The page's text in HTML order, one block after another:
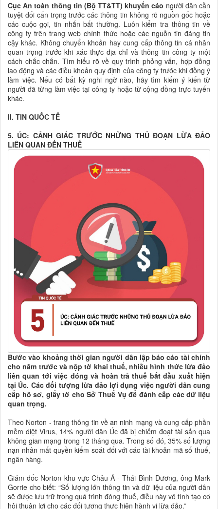
Cục An toàn thông tin (Bộ TT&TT) khuyến cáo người dân cần
tuyệt đối cẩn trọng trước các thông tin không rõ nguồn gốc hoặc
các cuộc gọi, tin nhắn bất thường. Luôn kiểm tra thông tin về
công ty trên trang web chính thức hoặc các nguồn tin đáng tin
cậy khác. Không chuyển khoản hay cung cấp thông tin cá nhân
quan trọng trước khi xác thực địa chỉ và thông tin công ty một
cách chắc chắn. Tìm hiểu rõ về quy trình phỏng vấn, hợp đồng
lao động và các điều khoản quy định của công ty trước khi đồng ý
làm việc. Nếu có bất kỳ nghi ngờ nào, hãy tìm kiếm ý kiến từ
người đã từng làm việc tại công ty hoặc từ cộng đồng trực tuyến
khác.
II. TIN QUỐC TẾ
5. ÚC: CẢNH GIÁC TRƯỚC NHỮNG THỦ ĐOẠN LỪA ĐẢO
LIÊN QUAN ĐẾN THUẾ
Bước vào khoảng thời gian người dân lập báo cáo tài chính
cho năm trước và nộp tờ khai thuế, nhiều hình thức lừa đảo
liên quan tới việc đóng và hoàn trả thuế bắt đầu xuất hiện
tại Úc. Các đối tượng lừa đảo lợi dụng việc người dân cung
cấp hồ sơ, giấy tờ cho Sở Thuế Vụ để đánh cắp các dữ liệu
quan trọng.
Theo Norton - trang thông tin về an ninh mạng và cung cấp phần
mềm diệt Virus, 14% người dân Úc đã bị chiếm đoạt tài sản qua
không gian mạng trong 12 tháng qua. Trong số đó, 35% số lượng
nạn nhân mất quyền kiểm soát đối với các tài khoản mã số thuế,
ngân hàng.
Giám đốc Norton khu vực Châu Á - Thái Bình Dương, ông Mark
Gorrie cho biết: “Số lượng lớn thông tin và dữ liệu của người dân
sẽ được lưu trữ trong quá trình đóng thuế, điều này vô tình tạo cơ
hội thuận lợi cho các đối tượng thực hiện hành vi lừa đảo.”